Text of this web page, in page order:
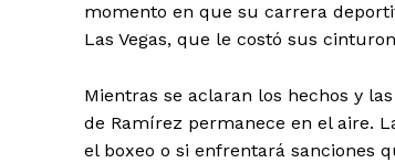
momento en que su carrera
Las Vegas, que le costó sus
Mientras se aclaran los hechos y
de Ramírez permanece en el aire.
el boxeo o si enfrentará sanciones